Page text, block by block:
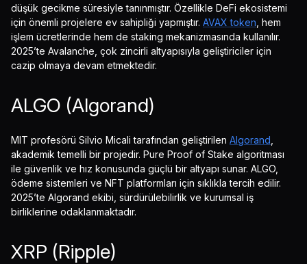
düşük gecikme süresiyle tanınmıştır. Özellikle DeFi ekosistemi
için önemli projelere ev sahipliği yapmıştır. AVAX token , hem
işlem ücretlerinde hem de staking mekanizmasında kullanılır.
2025’te Avalanche, çok zincirli altyapısıyla geliştiriciler için
cazip olmaya devam etmektedir.
ALGO (Algorand)
MIT profesörü Silvio Micali tarafından geliştirilen Algorand
akademik temelli bir projedir. Pure Proof of Stake algoritması
ile güvenlik ve hız konusunda güçlü bir altyapı sunar. ALGO,
ödeme sistemleri ve NFT platformları için sıklıkla tercih edilir.
2025’te Algorand ekibi, sürdürülebilirlik ve kurumsal iş
birliklerine odaklanmaktadır.
XRP (Ripple)